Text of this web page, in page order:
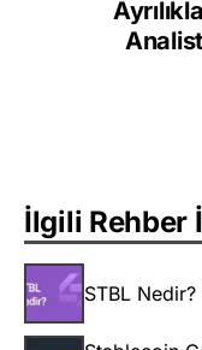
İlgili Rehber
STBL